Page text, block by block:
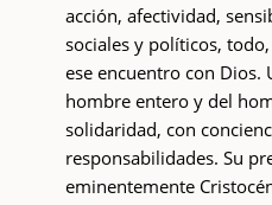
acción, afectividad,
sociales y políticos,
ese encuentro con Dios.
hombre entero y del
solidaridad, con
responsabilidades. Su
eminentemente